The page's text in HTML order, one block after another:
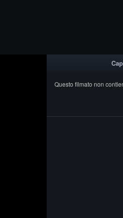
Questo filmato non